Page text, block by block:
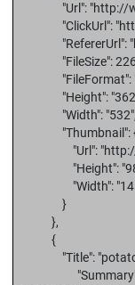
"Url": "http://
"ClickUrl": "http://
"RefererUrl":
"FileSize":
"FileFormat":
"Height":
"Width": "532",
"Thumbnail":
"Url": "http://
"Height":
"Width":
}
},
{
"Title": "potato
"Summary":